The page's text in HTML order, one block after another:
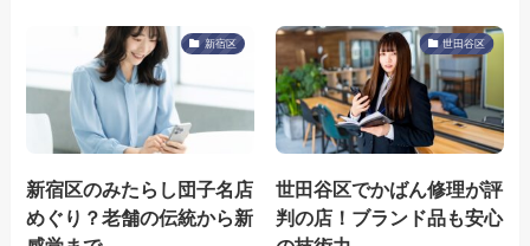
新宿区
新宿区のみたらし団子名店
めぐり？老舗の伝統から新
世田谷区
世田谷区でかばん修理が評
判の店！ブランド品も安心